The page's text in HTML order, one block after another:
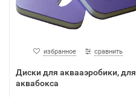
избранное сравнить
Диски для аквааэробики, для
аквабокса